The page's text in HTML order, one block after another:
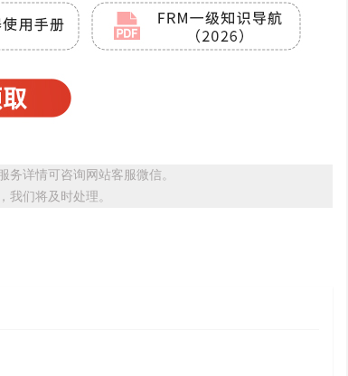
详情可咨询网站客服微信。
我们将及时处理。